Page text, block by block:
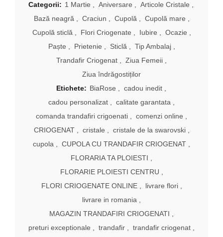
Categorii: 1 Martie Aniversare Articole Cristale
Bază neagră
Craciun Cupolă Cupolă mare
Cupolă sticlă
Flori Criogenate Iubire Ocazie
Paște
Prietenie Sticlă Tip Ambalaj
Trandafir Criogenat
Ziua Femeii
Ziua îndrăgostiților
Etichete: BiaRose cadou inedit
cadou personalizat
calitate garantata
comanda trandafiri crigoenati
comenzi online
CRIOGENAT
cristale cristale de la swarovski
cupola
CUPOLA CU TRANDAFIR CRIOGENAT
FLORARIA TA PLOIESTI
FLORARIE PLOIESTI CENTRU
FLORI CRIOGENATE ONLINE
livrare flori
livrare in romania
MAGAZIN TRANDAFIRI CRIOGENATI
preturi exceptionale
trandafir trandafir criogenat